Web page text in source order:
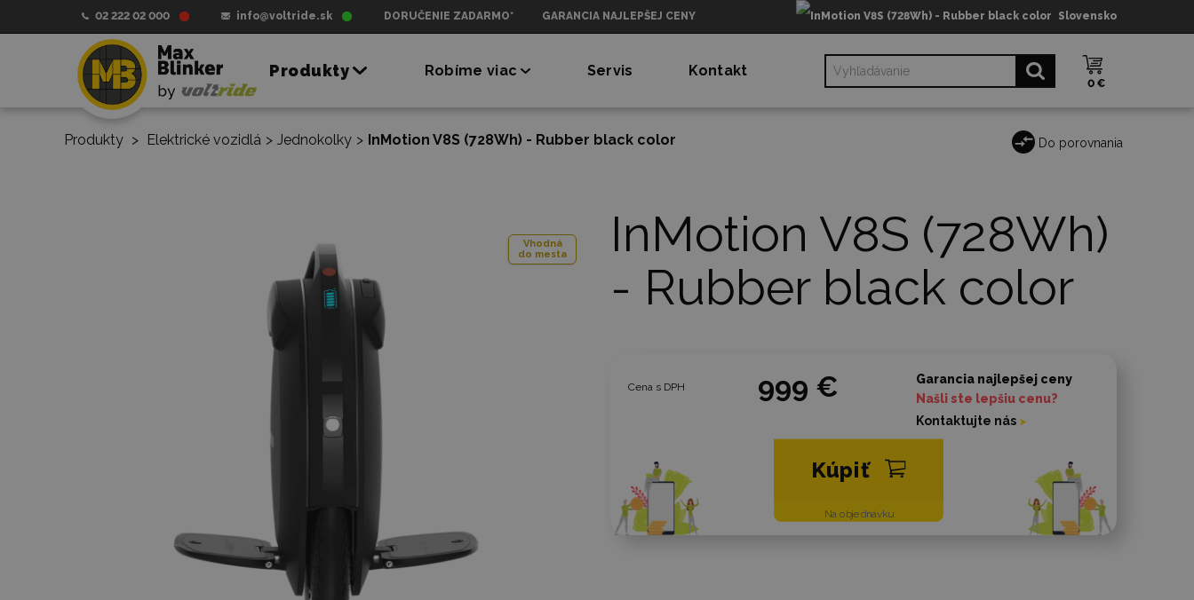
02 222 02 000 info@voltride.sk DORUČENIE ZADARMO* GARANCIA NAJLEPŠEJ CENY Slovensko
Produkty Robíme viac Servis Kontakt
0 €
Produkty > Elektrické vozidlá > Jednokolky > InMotion V8S (728Wh) - Rubber black color Do porovnania
Vhodná
do mesta
InMotion V8S (728Wh)
- Rubber black color
Cena s DPH 999 €
Na objednávku
Kúpiť
Garancia najlepšej ceny
Našli ste lepšiu cenu?
Kontaktujte nás